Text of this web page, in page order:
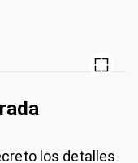
los detalles